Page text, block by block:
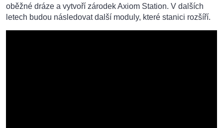
oběžné dráze a vytvoří zárodek Axiom Station. V dalších
letech budou následovat další moduly, které stanici rozšíří.